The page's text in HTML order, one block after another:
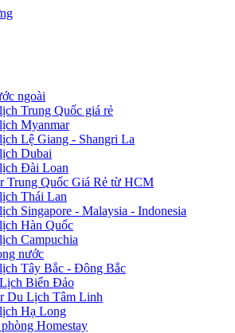
ngoài
Trung Quốc giá rẻ
Myanmar
Lệ Giang - Shangri La
Dubai
Đài Loan
Trung Quốc Giá Rẻ từ HCM
Thái Lan
Singapore - Malaysia - Indonesia
Hàn Quốc
Campuchia
nước
Tây Bắc - Đông Bắc
Biển Đảo
Du Lịch Tâm Linh
Hạ Long
Homestay